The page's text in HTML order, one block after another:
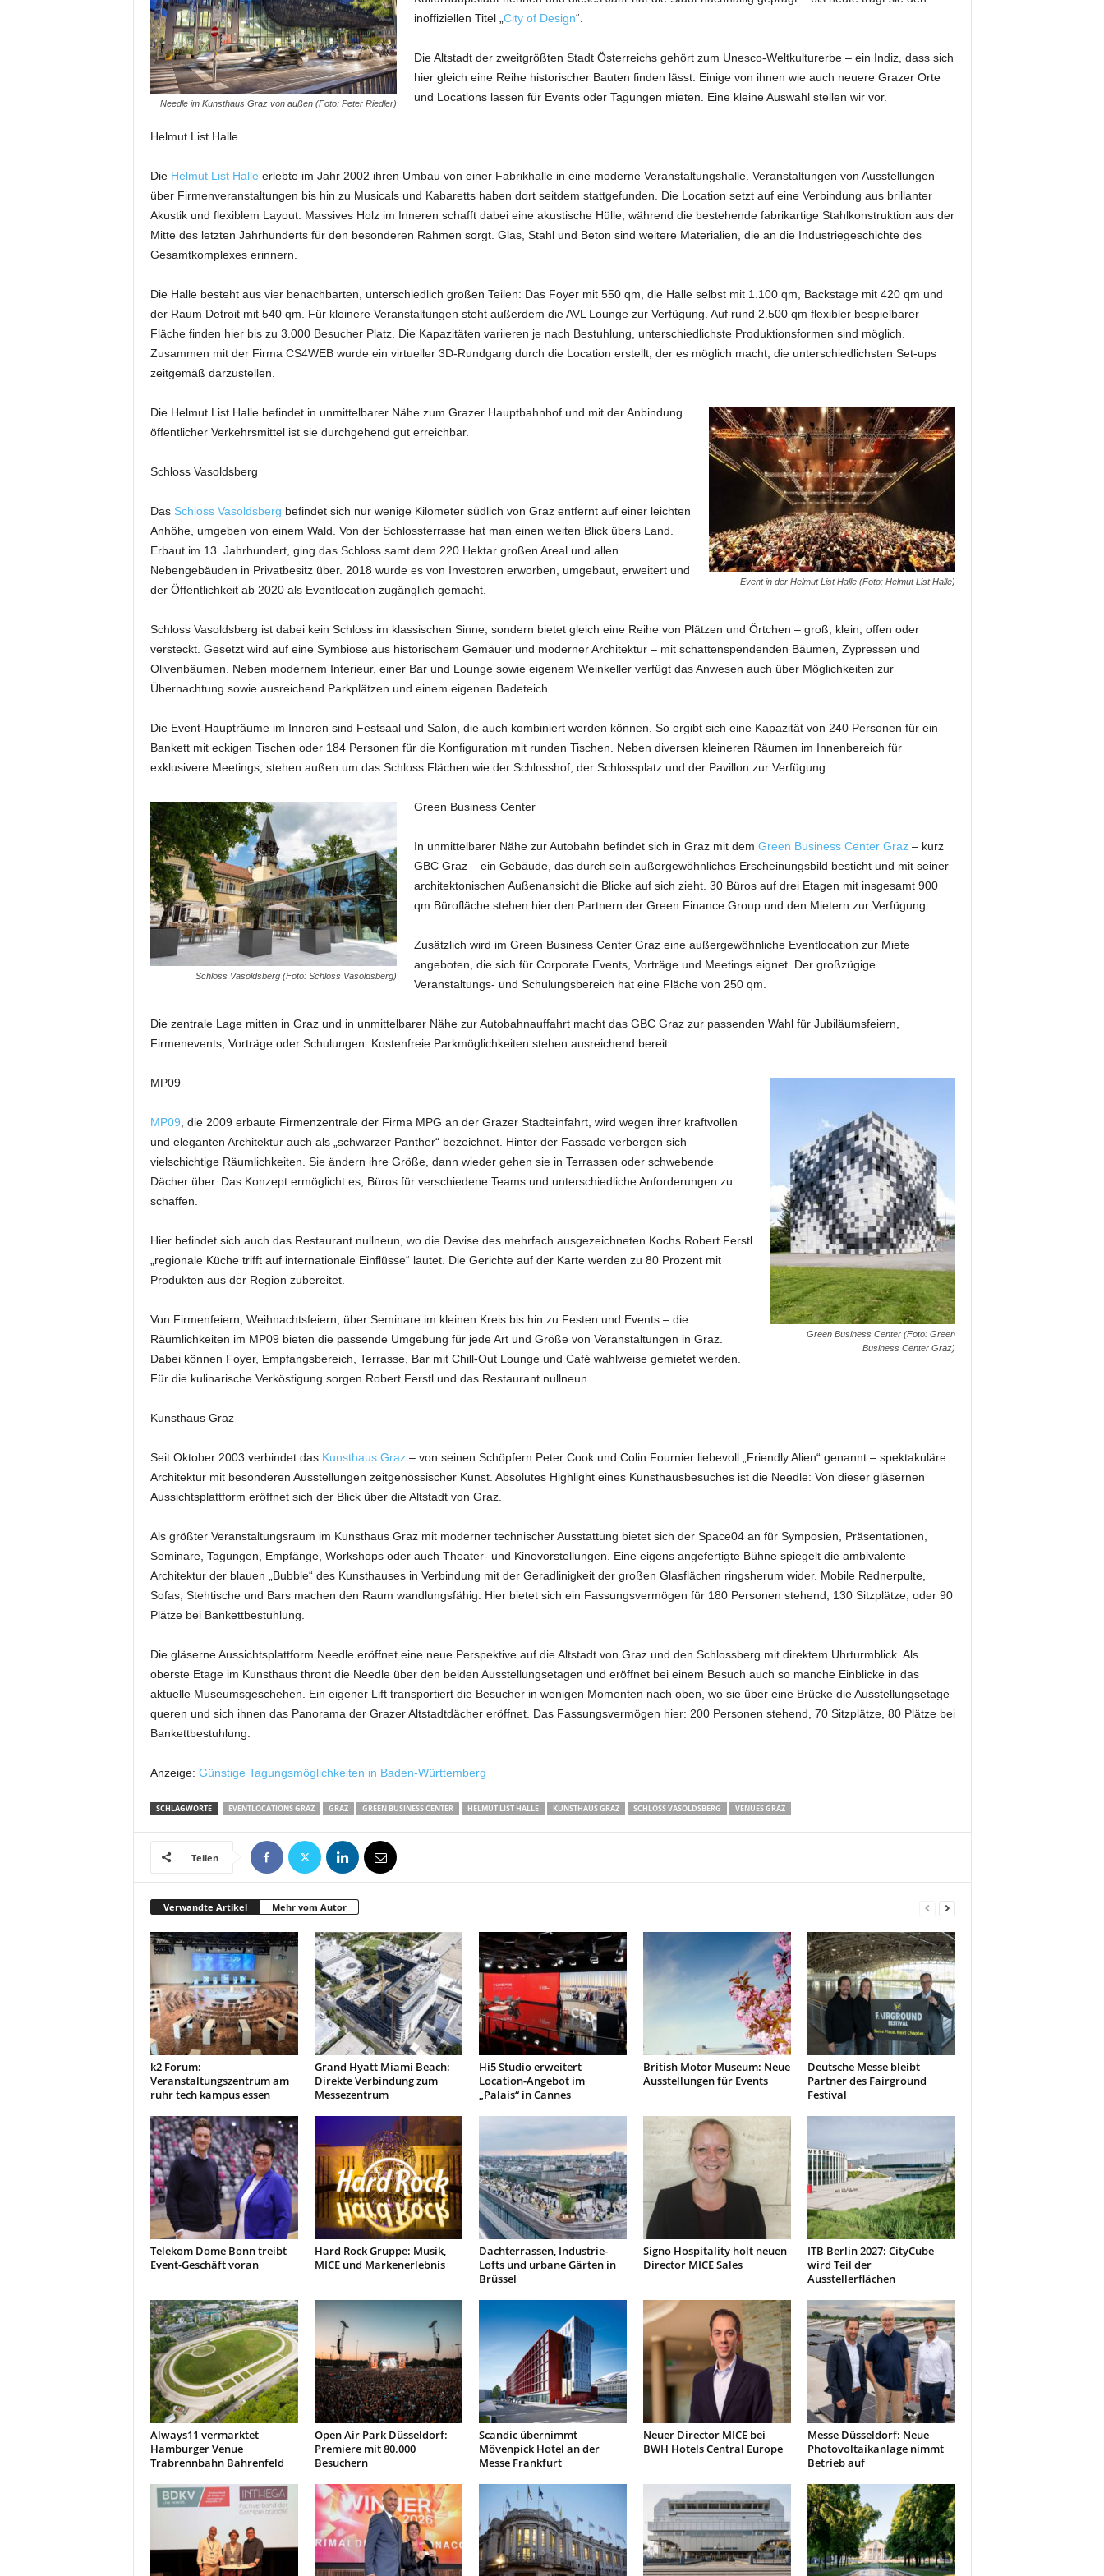
Needle im Kunsthaus Graz von außen (Foto: Peter Riedler)
inoffiziellen Titel „ City of Design“.
Die Altstadt der zweitgrößten Stadt Österreichs gehört zum Unesco-Weltkulturerbe – ein Indiz, dass sich
hier gleich eine Reihe historischer Bauten finden lässt. Einige von ihnen wie auch neuere Grazer Orte
und Locations lassen für Events oder Tagungen mieten. Eine kleine Auswahl stellen wir vor.
Helmut List Halle
Die Helmut List Halle erlebte im Jahr 2002 ihren Umbau von einer Fabrikhalle in eine moderne Veranstaltungshalle. Veranstaltungen von Ausstellungen
über Firmenveranstaltungen bis hin zu Musicals und Kabaretts haben dort seitdem stattgefunden. Die Location setzt auf eine Verbindung aus brillanter
Akustik und flexiblem Layout. Massives Holz im Inneren schafft dabei eine akustische Hülle, während die bestehende fabrikartige Stahlkonstruktion aus der
Mitte des letzten Jahrhunderts für den besonderen Rahmen sorgt. Glas, Stahl und Beton sind weitere Materialien, die an die Industriegeschichte des
Gesamtkomplexes erinnern.
Die Halle besteht aus vier benachbarten, unterschiedlich großen Teilen: Das Foyer mit 550 qm, die Halle selbst mit 1.100 qm, Backstage mit 420 qm und
der Raum Detroit mit 540 qm. Für kleinere Veranstaltungen steht außerdem die AVL Lounge zur Verfügung. Auf rund 2.500 qm flexibler bespielbarer
Fläche finden hier bis zu 3.000 Besucher Platz. Die Kapazitäten variieren je nach Bestuhlung, unterschiedlichste Produktionsformen sind möglich.
Zusammen mit der Firma CS4WEB wurde ein virtueller 3D-Rundgang durch die Location erstellt, der es möglich macht, die unterschiedlichsten Set-ups
zeitgemäß darzustellen.
Event in der Helmut List Halle (Foto: Helmut List Halle)
Die Helmut List Halle befindet in unmittelbarer Nähe zum Grazer Hauptbahnhof und mit der Anbindung
öffentlicher Verkehrsmittel ist sie durchgehend gut erreichbar.
Schloss Vasoldsberg
Das Schloss Vasoldsberg befindet sich nur wenige Kilometer südlich von Graz entfernt auf einer leichten
Anhöhe, umgeben von einem Wald. Von der Schlossterrasse hat man einen weiten Blick übers Land.
Erbaut im 13. Jahrhundert, ging das Schloss samt dem 220 Hektar großen Areal und allen
Nebengebäuden in Privatbesitz über. 2018 wurde es von Investoren erworben, umgebaut, erweitert und
der Öffentlichkeit ab 2020 als Eventlocation zugänglich gemacht.
Schloss Vasoldsberg ist dabei kein Schloss im klassischen Sinne, sondern bietet gleich eine Reihe von Plätzen und Örtchen – groß, klein, offen oder
versteckt. Gesetzt wird auf eine Symbiose aus historischem Gemäuer und moderner Architektur – mit schattenspendenden Bäumen, Zypressen und
Olivenbäumen. Neben modernem Interieur, einer Bar und Lounge sowie eigenem Weinkeller verfügt das Anwesen auch über Möglichkeiten zur
Übernachtung sowie ausreichend Parkplätzen und einem eigenen Badeteich.
Die Event-Haupträume im Inneren sind Festsaal und Salon, die auch kombiniert werden können. So ergibt sich eine Kapazität von 240 Personen für ein
Bankett mit eckigen Tischen oder 184 Personen für die Konfiguration mit runden Tischen. Neben diversen kleineren Räumen im Innenbereich für
exklusivere Meetings, stehen außen um das Schloss Flächen wie der Schlosshof, der Schlossplatz und der Pavillon zur Verfügung.
Schloss Vasoldsberg (Foto: Schloss Vasoldsberg)
Green Business Center
In unmittelbarer Nähe zur Autobahn befindet sich in Graz mit dem Green Business Center Graz– kurz
GBC Graz – ein Gebäude, das durch sein außergewöhnliches Erscheinungsbild besticht und mit seiner
architektonischen Außenansicht die Blicke auf sich zieht. 30 Büros auf drei Etagen mit insgesamt 900
qm Bürofläche stehen hier den Partnern der Green Finance Group und den Mietern zur Verfügung.
Zusätzlich wird im Green Business Center Graz eine außergewöhnliche Eventlocation zur Miete
angeboten, die sich für Corporate Events, Vorträge und Meetings eignet. Der großzügige
Veranstaltungs- und Schulungsbereich hat eine Fläche von 250 qm.
Die zentrale Lage mitten in Graz und in unmittelbarer Nähe zur Autobahnauffahrt macht das GBC Graz zur passenden Wahl für Jubiläumsfeiern,
Firmenevents, Vorträge oder Schulungen. Kostenfreie Parkmöglichkeiten stehen ausreichend bereit.
Green Business Center (Foto: Green
Business Center Graz)
MP09
MP09 , die 2009 erbaute Firmenzentrale der Firma MPG an der Grazer Stadteinfahrt, wird wegen ihrer kraftvollen
und eleganten Architektur auch als „schwarzer Panther“ bezeichnet. Hinter der Fassade verbergen sich
vielschichtige Räumlichkeiten. Sie ändern ihre Größe, dann wieder gehen sie in Terrassen oder schwebende
Dächer über. Das Konzept ermöglicht es, Büros für verschiedene Teams und unterschiedliche Anforderungen zu
schaffen.
Hier befindet sich auch das Restaurant nullneun, wo die Devise des mehrfach ausgezeichneten Kochs Robert Ferstl
„regionale Küche trifft auf internationale Einflüsse“ lautet. Die Gerichte auf der Karte werden zu 80 Prozent mit
Produkten aus der Region zubereitet.
Von Firmenfeiern, Weihnachtsfeiern, über Seminare im kleinen Kreis bis hin zu Festen und Events – die
Räumlichkeiten im MP09 bieten die passende Umgebung für jede Art und Größe von Veranstaltungen in Graz.
Dabei können Foyer, Empfangsbereich, Terrasse, Bar mit Chill-Out Lounge und Café wahlweise gemietet werden.
Für die kulinarische Verköstigung sorgen Robert Ferstl und das Restaurant nullneun.
Kunsthaus Graz
Seit Oktober 2003 verbindet das Kunsthaus Graz– von seinen Schöpfern Peter Cook und Colin Fournier liebevoll „Friendly Alien“ genannt – spektakuläre
Architektur mit besonderen Ausstellungen zeitgenössischer Kunst. Absolutes Highlight eines Kunsthausbesuches ist die Needle: Von dieser gläsernen
Aussichtsplattform eröffnet sich der Blick über die Altstadt von Graz.
Als größter Veranstaltungsraum im Kunsthaus Graz mit moderner technischer Ausstattung bietet sich der Space04 an für Symposien, Präsentationen,
Seminare, Tagungen, Empfänge, Workshops oder auch Theater- und Kinovorstellungen. Eine eigens angefertigte Bühne spiegelt die ambivalente
Architektur der blauen „Bubble“ des Kunsthauses in Verbindung mit der Geradlinigkeit der großen Glasflächen ringsherum wider. Mobile Rednerpulte,
Sofas, Stehtische und Bars machen den Raum wandlungsfähig. Hier bietet sich ein Fassungsvermögen für 180 Personen stehend, 130 Sitzplätze, oder 90
Plätze bei Bankettbestuhlung.
Die gläserne Aussichtsplattform Needle eröffnet eine neue Perspektive auf die Altstadt von Graz und den Schlossberg mit direktem Uhrturmblick. Als
oberste Etage im Kunsthaus thront die Needle über den beiden Ausstellungsetagen und eröffnet bei einem Besuch auch so manche Einblicke in das
aktuelle Museumsgeschehen. Ein eigener Lift transportiert die Besucher in wenigen Momenten nach oben, wo sie über eine Brücke die Ausstellungsetage
queren und sich ihnen das Panorama der Grazer Altstadtdächer eröffnet. Das Fassungsvermögen hier: 200 Personen stehend, 70 Sitzplätze, 80 Plätze bei
Bankettbestuhlung.
Anzeige: Günstige Tagungsmöglichkeiten in Baden-Württemberg
SCHLAGWORTE EVENTLOCATIONS GRAZ GRAZ GREEN BUSINESS CENTER HELMUT LIST HALLE KUNSTHAUS GRAZ SCHLOSS VASOLDSBERG VENUES GRAZ
Teilen
Verwandte Artikel Mehr vom Autor
k2 Forum:
Veranstaltungszentrum am
ruhr tech kampus essen
Grand Hyatt Miami Beach:
Direkte Verbindung zum
Messezentrum
Hi5 Studio erweitert
Location-Angebot im
„Palais“ in Cannes
British Motor Museum: Neue
Ausstellungen für Events
Deutsche Messe bleibt
Partner des Fairground
Festival
Telekom Dome Bonn treibt
Event-Geschäft voran
Hard Rock Gruppe: Musik,
MICE und Markenerlebnis
Dachterrassen, Industrie-
Lofts und urbane Gärten in
Brüssel
Signo Hospitality holt neuen
Director MICE Sales
ITB Berlin 2027: CityCube
wird Teil der
Ausstellerflächen
Always11 vermarktet
Hamburger Venue
Trabrennbahn Bahrenfeld
Open Air Park Düsseldorf:
Premiere mit 80.000
Besuchern
Scandic übernimmt
Mövenpick Hotel an der
Messe Frankfurt
Neuer Director MICE bei
BWH Hotels Central Europe
Messe Düsseldorf: Neue
Photovoltaikanlage nimmt
Betrieb auf